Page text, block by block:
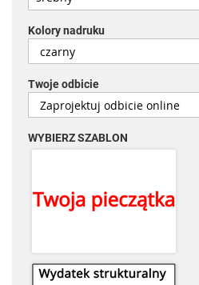
Kolory nadruku
Twoje odbicie
WYBIERZ SZABLON